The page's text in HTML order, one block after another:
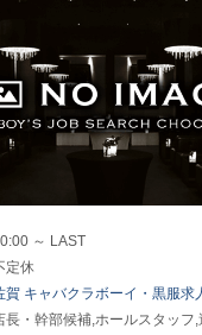
￣￣￣￣￣￣￣￣￣￣
識は必要ありません。
フが仕事内容などをしっかり
ある方はすぐに活躍できる職
た万全のサポート力で
フォロー！
から学べる環境が整っていま
も大歓迎です！
ださい。
ある方は
することができます。
可能■
～ LAST
定休
賀 キャバクラボーイ・黒服求
長・幹部候補,ホールスタッフ